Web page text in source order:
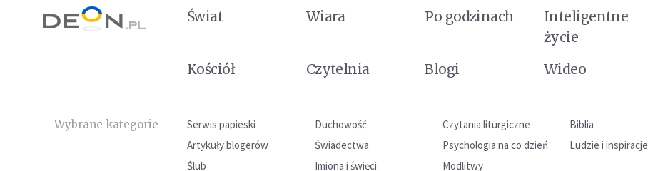
Świat Wiara Po godzinach
Inteligentne
życie
Kościół
Czytelnia Blogi Wideo
Wybrane kategorie Serwis papieski Duchowość Czytania liturgiczne
Biblia
Artykuły blogerów
Świadectwa Psychologia na co dzień
Ludzie i inspiracje
Ślub
Imiona i święci Modlitwy